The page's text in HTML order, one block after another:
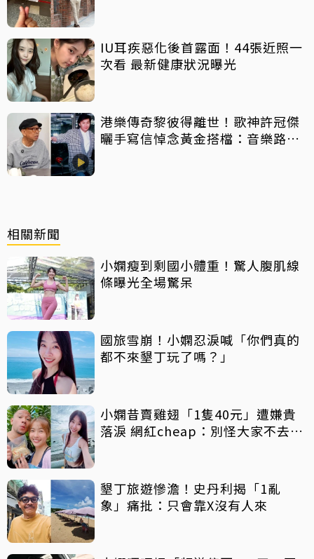
IU耳疾惡化後首露面！44張近照一
次看 最新健康狀況曝光
港樂傳奇黎彼得離世！歌神許冠傑
曬手寫信悼念黃金搭檔：音樂路上
相關新聞
小嫻瘦到剩國小體重！驚人腹肌線
條曝光全場驚呆
國旅雪崩！小嫻忍淚喊「你們真的
都不來墾丁玩了嗎？」
小嫻昔賣雞翅「1隻40元」遭嫌貴
落淚 網紅cheap：別怪大家不去墾
墾丁旅遊慘澹！史丹利揭「1亂
象」痛批：只會靠X沒有人來